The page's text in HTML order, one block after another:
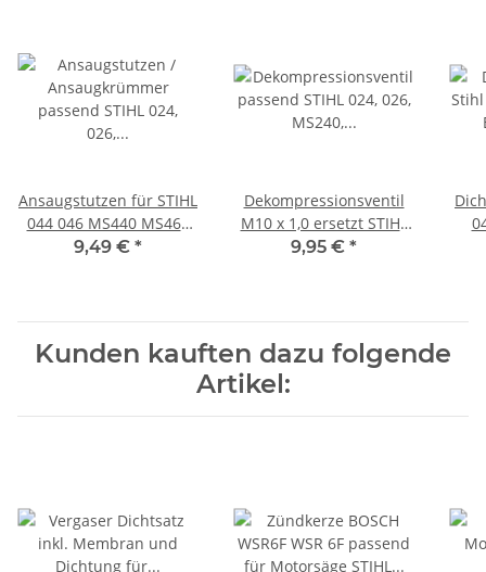
Ansaugstutzen für STIHL
044 046 MS440 MS460
MS461
9,49 € *
Dekompressionsventil
M10 x 1,0 ersetzt STIHL
1128 020 9400
9,95 € *
Kunden kauften dazu folgende
Artikel: